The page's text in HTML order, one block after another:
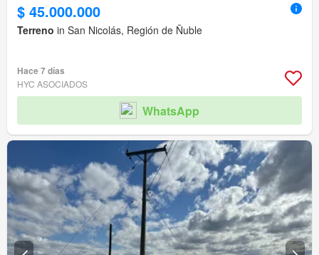
$ 45.000.000
Terreno in San Nicolás, Región de Ñuble
Hace 7 días
HYC ASOCIADOS
WhatsApp